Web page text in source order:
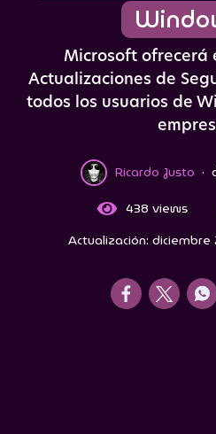
Microsoft ofrecerá
Actualizaciones de
todos los usuarios de
Ricardo Justo ·
438 views
Actualización: diciembre